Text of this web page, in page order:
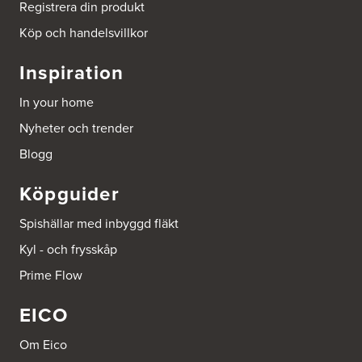
Tel.:0046-86428515
http://www.ballingslov.se
Gäddvägen 12
Tel.:752412900
Hönekullavägen 25
Tel.:752418750
Beijer Byggmaterial Bollnäs - Filial 041
Industrigatan 5
Tel.: 752411000
Beijer Byggmaterial Piteå - Filial 002
Batterigatan 2
941 47 Piteå
Registrera din produkt
Köp och handelsvillkor
Inspiration
In your home
Nyheter och trender
Blogg
Köpguider
Spishällar med inbyggd fläkt
Kyl - och frysskåp
Prime Flow
EICO
Om Eico